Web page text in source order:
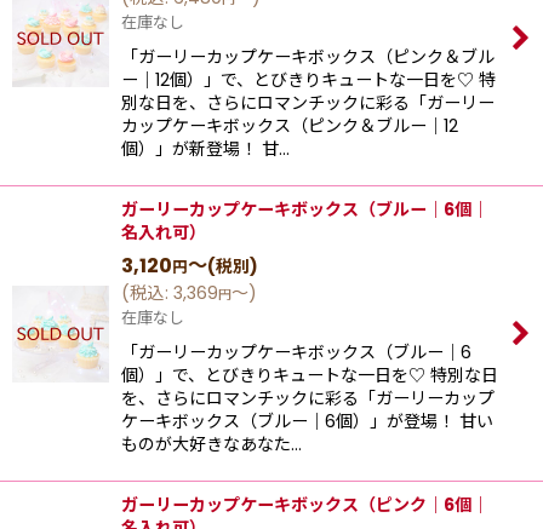
在庫なし
「ガーリーカップケーキボックス（ピンク＆ブル
ー｜12個）」で、とびきりキュートな一日を♡ 特
別な日を、さらにロマンチックに彩る「ガーリー
カップケーキボックス（ピンク＆ブルー｜12
個）」が新登場！ 甘…
ガーリーカップケーキボックス（ブルー｜6個｜
名入れ可）
3,120円～(税別)
(税込: 3,369円～)
在庫なし
「ガーリーカップケーキボックス（ブルー｜6
個）」で、とびきりキュートな一日を♡ 特別な日
を、さらにロマンチックに彩る「ガーリーカップ
ケーキボックス（ブルー｜6個）」が登場！ 甘い
ものが大好きなあなた…
ガーリーカップケーキボックス（ピンク｜6個｜